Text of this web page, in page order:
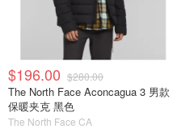
$196.00 $280.00
The North Face Aconcagua 3 男款
保暖夹克 黑色
The North Face CA